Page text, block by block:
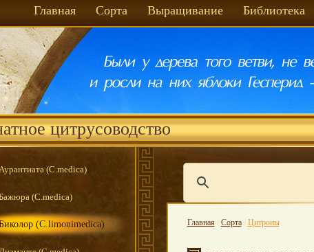
Главная Сорта Выращивание Библиотека
цитрусоводство
(C.medica)
(С.medica)
(C.limonimedica) Главная/ Сорта/ Цитроны